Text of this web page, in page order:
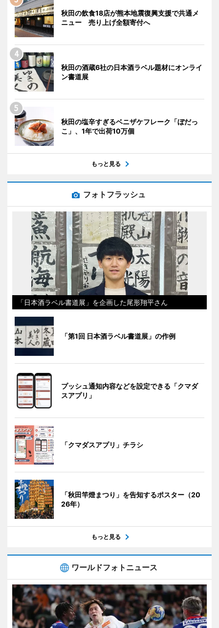
秋田の飲食18店が熊本地震復興支援で共通メ
ニュー 売り上げ全額寄付へ
秋田の酒蔵6社の日本酒ラベル題材にオンライ
ン書道展
秋田の塩辛すぎるベニザケフレーク「ぼだっ
こ」、1年で出荷10万個
もっと見る
フォトフラッシュ
「日本酒ラベル書道展」を企画した尾形翔平さん
「第1回 日本酒ラベル書道展」の作例
プッシュ通知内容などを設定できる「クマダ
スアプリ」
「クマダスアプリ」チラシ
「秋田竿燈まつり」を告知するポスター（20
26年）
もっと見る
ワールドフォトニュース